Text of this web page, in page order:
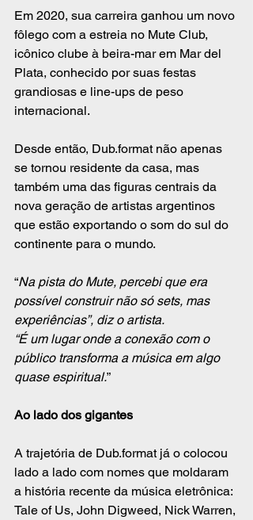
Em 2020, sua carreira ganhou um novo
fôlego com a estreia no Mute Club,
icônico clube à beira-mar em Mar del
Plata, conhecido por suas festas
grandiosas e line-ups de peso
internacional.
Desde então, Dub.format não apenas
se tornou residente da casa, mas
também uma das figuras centrais da
nova geração de artistas argentinos
que estão exportando o som do sul do
continente para o mundo.
“Na pista do Mute, percebi que era
possível construir não só sets, mas
experiências”, diz o artista.
“É um lugar onde a conexão com o
público transforma a música em algo
quase espiritual.”
Ao lado dos gigantes
A trajetória de Dub.format já o colocou
lado a lado com nomes que moldaram
a história recente da música eletrônica:
Tale of Us, John Digweed, Nick Warren,